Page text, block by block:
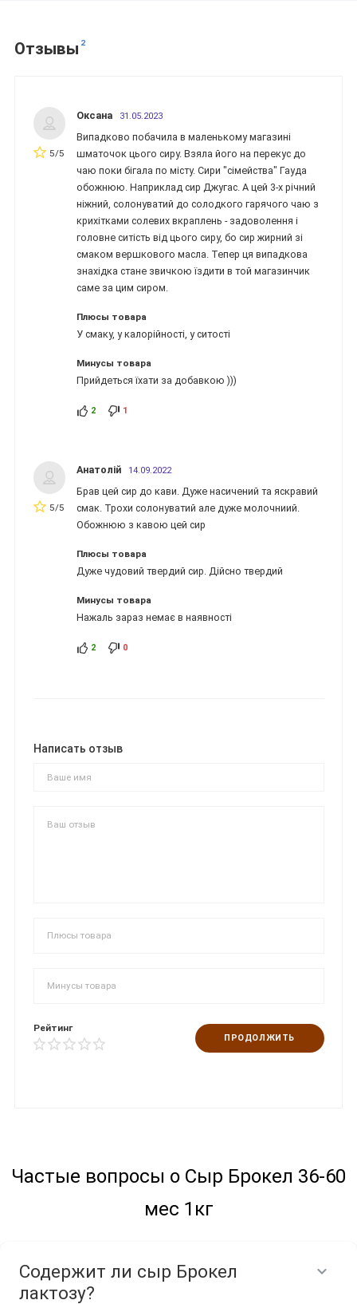
Отзывы 2
5/5
Оксана 31.05.2023
Випадково побачила в маленькому магазині
шматочок цього сиру. Взяла його на перекус до
чаю поки бігала по місту. Сири "сімейства" Гауда
обожнюю. Наприклад сир Джугас. А цей 3-х річний
ніжний, солонуватий до солодкого гарячого чаю з
крихітками солевих вкраплень - задоволення і
головне ситість від цього сиру, бо сир жирний зі
смаком вершкового масла. Тепер ця випадкова
знахідка стане звичкою їздити в той магазинчик
саме за цим сиром.
Плюсы товара
У смаку, у калорійності, у ситості
Минусы товара
Прийдеться їхати за добавкою )))
2 1
5/5
Анатолій 14.09.2022
Брав цей сир до кави. Дуже насичений та яскравий
смак. Трохи солонуватий але дуже молочниий.
Обожнюю з кавою цей сир
Плюсы товара
Дуже чудовий твердий сир. Дійсно твердий
Минусы товара
Нажаль зараз немає в наявності
2 0
Написать отзыв
Рейтинг
ПРОДОЛЖИТЬ
Частые вопросы о Сыр Брокел 36-60
мес 1кг
Содержит ли сыр Брокел
лактозу?